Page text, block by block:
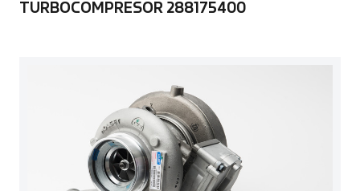
TURBOCOMPRESOR 288175400